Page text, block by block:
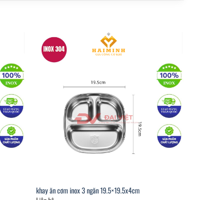
khay ăn cơm inox 3 ngăn 19.5×19.5x4cm